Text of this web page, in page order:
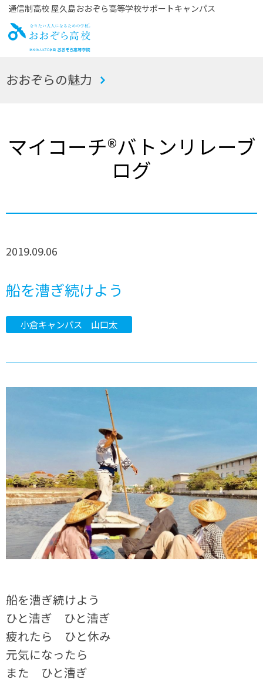
通信制高校 屋久島おおぞら高等学校サポートキャンパス
お
おおぞらの魅力
マイコーチ®バトンリレーブ
ログ
2019.09.06
船を漕ぎ続けよう
小倉キャンパス 山口太
船を漕ぎ続けよう
ひと漕ぎ ひと漕ぎ
疲れたら ひと休み
元気になったら
また ひと漕ぎ